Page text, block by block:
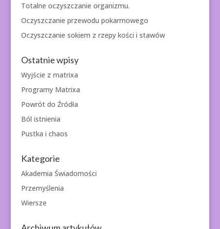
Totalne oczyszczanie organizmu.
Oczyszczanie przewodu pokarmowego
Oczyszczanie sokiem z rzepy kości i stawów
Ostatnie wpisy
Wyjście z matrixa
Programy Matrixa
Powrót do Źródła
Ból istnienia
Pustka i chaos
Kategorie
Akademia Świadomości
Przemyślenia
Wiersze